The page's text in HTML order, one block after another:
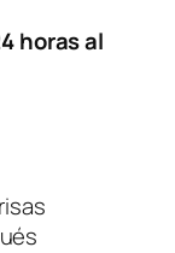
horas al